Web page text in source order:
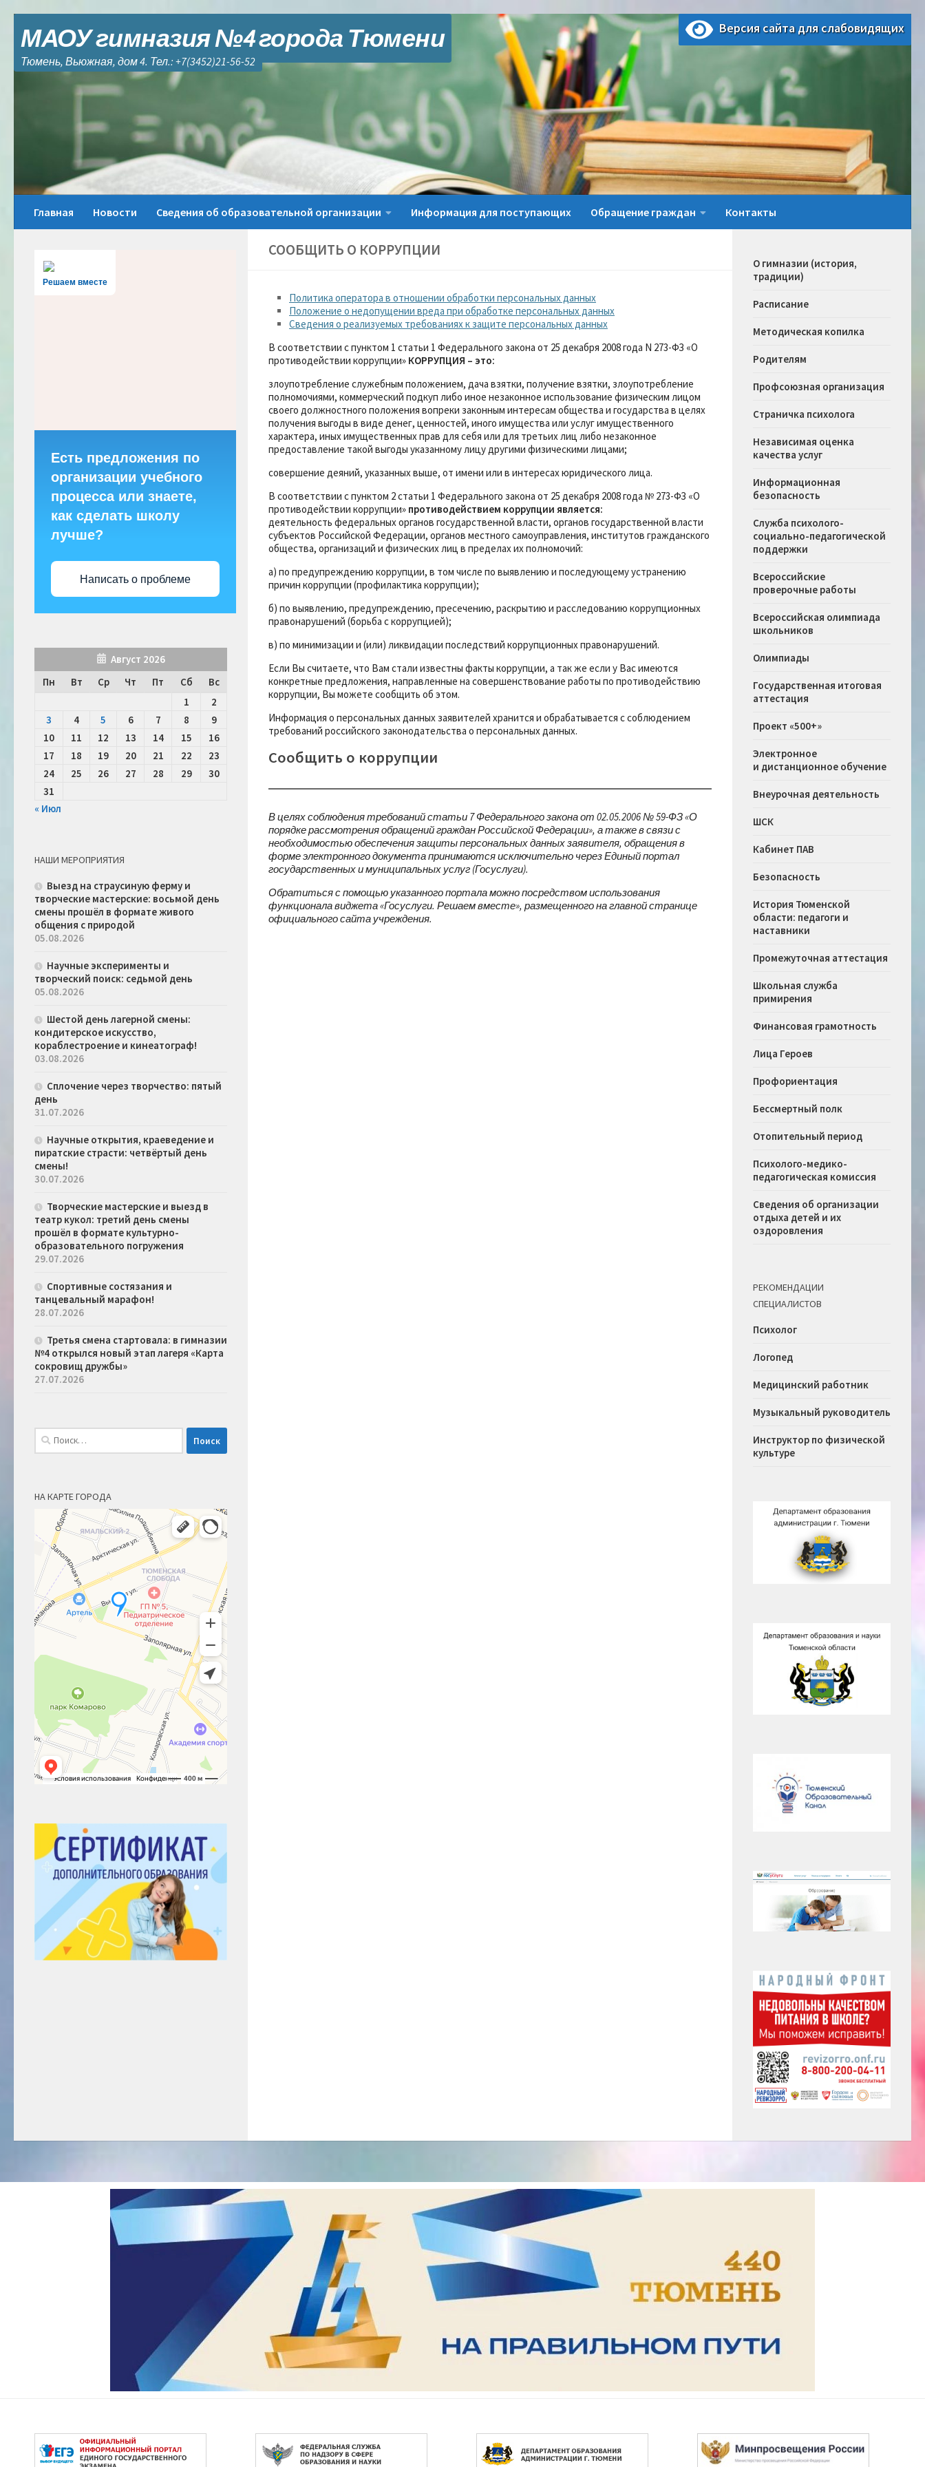
МАОУ гимназия №4 города Тюмени
Тюмень, Вьюжная, дом 4. Тел.: +7(3452)21-56-52
Версия сайта для слабовидящих
Главная Новости Сведения об образовательной организации Информация для поступающих Обращение граждан Контакты
СООБЩИТЬ О КОРРУПЦИИ
Политика оператора в отношении обработки персональных данных
Положение о недопущении вреда при обработке персональных данных
Сведения о реализуемых требованиях к защите персональных данных
В соответствии с пунктом 1 статьи 1 Федерального закона от 25 декабря 2008 года N 273-ФЗ «О
противодействии коррупции» КОРРУПЦИЯ – это:
злоупотребление служебным положением, дача взятки, получение взятки, злоупотребление
полномочиями, коммерческий подкуп либо иное незаконное использование физическим лицом
своего должностного положения вопреки законным интересам общества и государства в целях
получения выгоды в виде денег, ценностей, иного имущества или услуг имущественного
характера, иных имущественных прав для себя или для третьих лиц либо незаконное
предоставление такой выгоды указанному лицу другими физическими лицами;
совершение деяний, указанных выше, от имени или в интересах юридического лица.
В соответствии с пунктом 2 статьи 1 Федерального закона от 25 декабря 2008 года № 273-ФЗ «О
противодействии коррупции» противодействием коррупции является:
деятельность федеральных органов государственной власти, органов государственной власти
субъектов Российской Федерации, органов местного самоуправления, институтов гражданского
общества, организаций и физических лиц в пределах их полномочий:
а) по предупреждению коррупции, в том числе по выявлению и последующему устранению
причин коррупции (профилактика коррупции);
б) по выявлению, предупреждению, пресечению, раскрытию и расследованию коррупционных
правонарушений (борьба с коррупцией);
в) по минимизации и (или) ликвидации последствий коррупционных правонарушений.
Если Вы считаете, что Вам стали известны факты коррупции, а так же если у Вас имеются
конкретные предложения, направленные на совершенствование работы по противодействию
коррупции, Вы можете сообщить об этом.
Информация о персональных данных заявителей хранится и обрабатывается с соблюдением
требований российского законодательства о персональных данных.
Сообщить о коррупции
В целях соблюдения требований статьи 7 Федерального закона от 02.05.2006 № 59-ФЗ «О
порядке рассмотрения обращений граждан Российской Федерации», а также в связи с
необходимостью обеспечения защиты персональных данных заявителя, обращения в
форме электронного документа принимаются исключительно через Единый портал
государственных и муниципальных услуг (Госуслуги).
Обратиться с помощью указанного портала можно посредством использования
функционала виджета «Госуслуги. Решаем вместе», размещенного на главной странице
официального сайта учреждения.
Решаем вместе
Есть предложения по
организации учебного
процесса или знаете,
как сделать школу
лучше?
Написать о проблеме
Август 2026
Пн
Вт Ср Чт Пт Сб
Вс
1
2
3
4 5 6 7 8
9
10
11 12 13 14 15
16
17
18 19 20 21 22
23
24
25 26 27 28 29
30
31
« Июл
НАШИ МЕРОПРИЯТИЯ
Выезд на страусиную ферму и
творческие мастерские: восьмой день
смены прошёл в формате живого
общения с природой
05.08.2026
Научные эксперименты и
творческий поиск: седьмой день
05.08.2026
Шестой день лагерной смены:
кондитерское искусство,
кораблестроение и кинеатограф!
03.08.2026
Сплочение через творчество: пятый
день
31.07.2026
Научные открытия, краеведение и
пиратские страсти: четвёртый день
смены!
30.07.2026
Творческие мастерские и выезд в
театр кукол: третий день смены
прошёл в формате культурно-
образовательного погружения
29.07.2026
Спортивные состязания и
танцевальный марафон!
28.07.2026
Третья смена стартовала: в гимназии
№4 открылся новый этап лагеря «Карта
сокровищ дружбы»
27.07.2026
Найти:
НА КАРТЕ ГОРОДА
О гимназии (история,
традиции)
Расписание
Методическая копилка
Родителям
Профсоюзная организация
Страничка психолога
Независимая оценка
качества услуг
Информационная
безопасность
Служба психолого-
социально-педагогической
поддержки
Всероссийские
проверочные работы
Всероссийская олимпиада
школьников
Олимпиады
Государственная итоговая
аттестация
Проект «500+»
Электронное
и дистанционное обучение
Внеурочная деятельность
ШСК
Кабинет ПАВ
Безопасность
История Тюменской
области: педагоги и
наставники
Промежуточная аттестация
Школьная служба
примирения
Финансовая грамотность
Лица Героев
Профориентация
Бессмертный полк
Отопительный период
Психолого-медико-
педагогическая комиссия
Сведения об организации
отдыха детей и их
оздоровления
РЕКОМЕНДАЦИИ
СПЕЦИАЛИСТОВ
Психолог
Логопед
Медицинский работник
Музыкальный руководитель
Инструктор по физической
культуре